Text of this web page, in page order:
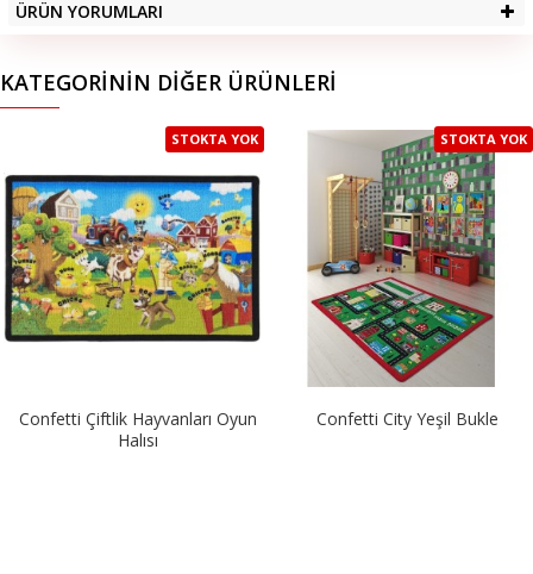
ÜRÜN YORUMLARI
KATEGORININ DIĞER ÜRÜNLERI
STOKTA YOK
Confetti Çiftlik Hayvanları Oyun
Halısı
STOKTA YOK
Confetti City Yeşil Bukle